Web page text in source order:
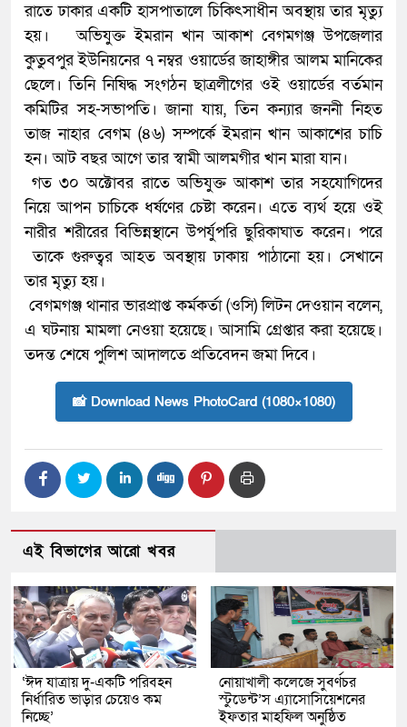
রাতে ঢাকার একটি হাসপাতালে চিকিৎসাধীন অবস্থায় তার মৃত্যু
হয়। অভিযুক্ত ইমরান খান আকাশ বেগমগঞ্জ উপজেলার
কুতুবপুর ইউনিয়নের ৭ নম্বর ওয়ার্ডের জাহাঙ্গীর আলম মানিকের
ছেলে। তিনি নিষিদ্ধ সংগঠন ছাত্রলীগের ওই ওয়ার্ডের বর্তমান
কমিটির সহ-সভাপতি। জানা যায়, তিন কন্যার জননী নিহত
তাজ নাহার বেগম (৪৬) সম্পর্কে ইমরান খান আকাশের চাচি
হন। আট বছর আগে তার স্বামী আলমগীর খান মারা যান।
গত ৩০ অক্টোবর রাতে অভিযুক্ত আকাশ তার সহযোগিদের
নিয়ে আপন চাচিকে ধর্ষণের চেষ্টা করেন। এতে ব্যর্থ হয়ে ওই
নারীর শরীরের বিভিন্নস্থানে উপর্যুপরি ছুরিকাঘাত করেন। পরে
তাকে গুরুত্বর আহত অবস্থায় ঢাকায় পাঠানো হয়। সেখানে
তার মৃত্যু হয়।
বেগমগঞ্জ থানার ভারপ্রাপ্ত কর্মকর্তা (ওসি) লিটন দেওয়ান বলেন,
এ ঘটনায় মামলা নেওয়া হয়েছে। আসামি গ্রেপ্তার করা হয়েছে।
তদন্ত শেষে পুলিশ আদালতে প্রতিবেদন জমা দিবে।
📸 Download News PhotoCard (1080×1080)
এই বিভাগের আরো খবর
‘ঈদ যাত্রায় দু-একটি পরিবহন
নির্ধারিত ভাড়ার চেয়েও কম
নিচ্ছে’
নোয়াখালী কলেজে সুবর্ণচর
স্টুডেন্ট’স এ্যাসোসিয়েশনের
ইফতার মাহফিল অনুষ্ঠিত